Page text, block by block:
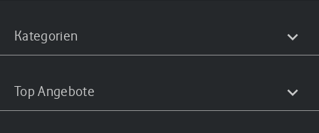
Kategorien
Top Angebote